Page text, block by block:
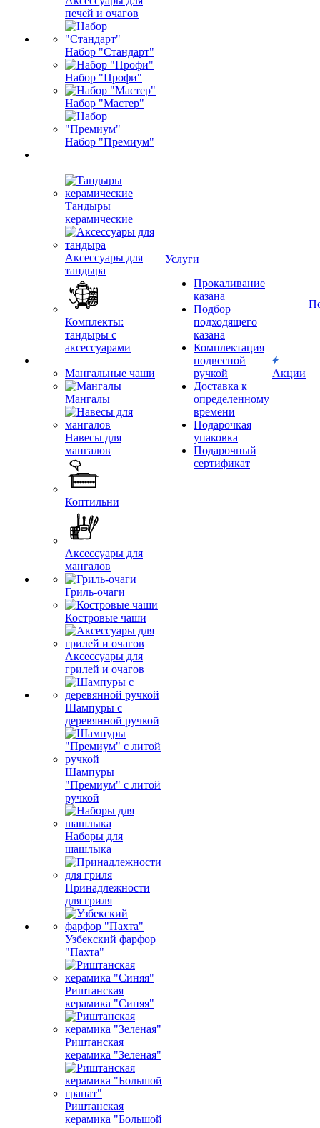
печей и очагов
Набор "Стандарт"
Набор "Профи"
Набор "Мастер"
Набор "Премиум"
Тандыры
керамические
Аксессуары для
тандыра
Комплекты:
тандыры с
аксессуарами
Мангальные чаши
Мангалы
Навесы для
мангалов
Коптильни
Аксессуары для
мангалов
Гриль-очаги
Костровые чаши
Аксессуары для
грилей и очагов
Шампуры с
деревянной ручкой
Шампуры
"Премиум" с литой
ручкой
Наборы для
шашлыка
Принадлежности
для гриля
Узбекский фарфор
"Пахта"
Риштанская
керамика "Синяя"
Риштанская
керамика "Зеленая"
Риштанская
керамика "Большой
Услуги
Прокаливание
казана
Подбор
подходящего
казана
Комплектация
подвесной
ручкой
Доставка к
определенному
времени
Подарочкая
упаковка
Подарочный
сертификат
Акции